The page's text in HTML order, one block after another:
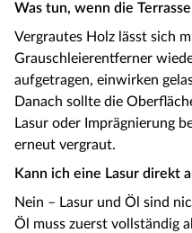
Was tun, wenn die
Vergrautes Holz lässt sich
Grauschleierentferner
aufgetragen, einwirken
Danach sollte die
Lasur oder Imprägnierung
erneut vergraut.
Kann ich eine Lasur direkt
Nein – Lasur und Öl sind
Öl muss zuerst vollständig